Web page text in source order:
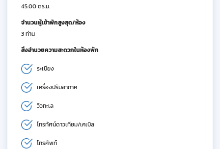
45.00 ตร.ม.
จำนวนผู้เข้าพักสูงสุด/ห้อง
3 ท่าน
สิ่งอำนวยความสะดวกในห้องพัก
ระเบียง
เครื่องปรับอากาศ
วิวทะเล
โทรทัศน์ดาวเทียม/เคเบิล
โทรศัพท์